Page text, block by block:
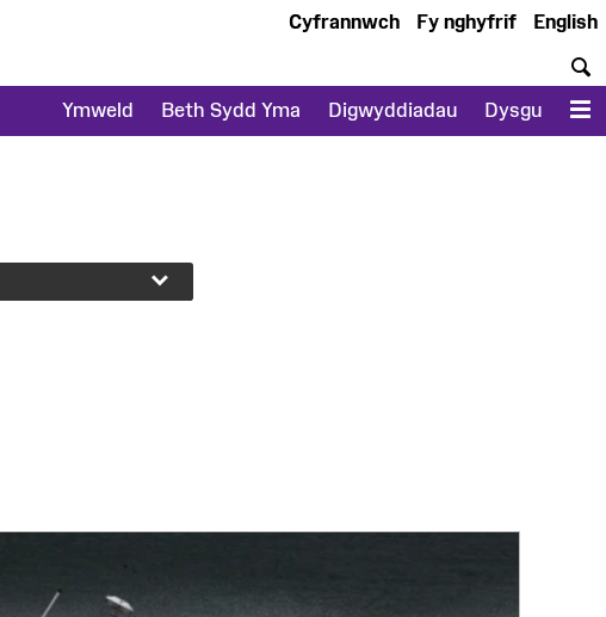
English
Fy nghyfrif
Cyfrannwch
Ymweld Beth Sydd Yma Digwyddiadau Dysgu